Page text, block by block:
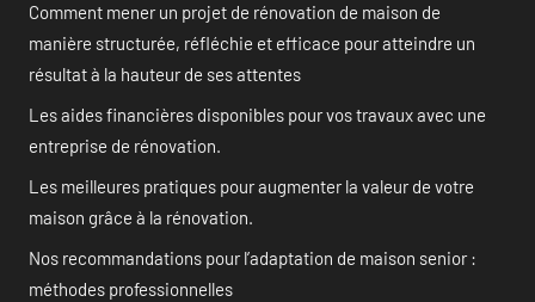
Comment mener un projet de rénovation de maison de
manière structurée, réfléchie et efficace pour atteindre un
résultat à la hauteur de ses attentes
Les aides financières disponibles pour vos travaux avec une
entreprise de rénovation.
Les meilleures pratiques pour augmenter la valeur de votre
maison grâce à la rénovation.
Nos recommandations pour l’adaptation de maison senior :
méthodes professionnelles